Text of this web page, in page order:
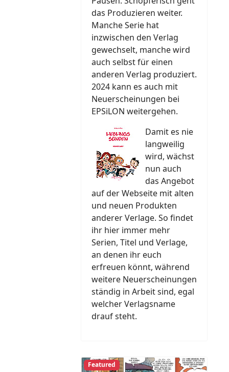
das Produzieren weiter.
Manche Serie hat
inzwischen den Verlag
gewechselt, manche wird
auch selbst für einen
anderen Verlag produziert.
2024 kann es auch mit
Neuerscheinungen bei
EPSiLON weitergehen.
Damit es nie
langweilig
wird, wächst
nun auch
das Angebot
auf der Webseite mit alten
und neuen Produkten
anderer Verlage. So findet
ihr hier immer mehr
Serien, Titel und Verlage,
an denen ihr euch
erfreuen könnt, während
weitere Neuerscheinungen
ständig in Arbeit sind, egal
welcher Verlagsname
drauf steht.
Featured